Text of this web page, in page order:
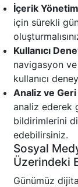
İçerik
için sürekli
Kullanıcı
navigasyon
kullanıcı
Analiz ve
analiz ederek
bildirimlerini
edebilirsiniz.
Sosyal
Üzerindeki
Günümüz